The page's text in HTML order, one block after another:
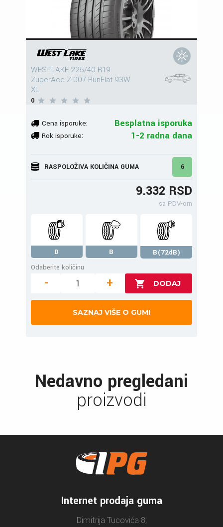
WESTLAKE 225/40 R19
ZuperAce Z-007 RunFlat 93W
XL
0
Cena isporuke: Besplatna isporuka
Rok isporuke: 1-2 radna dana
RASPOLOŽIVA KOLIČINA GUMA 6
9.332 RSD
sa PDV-om
D B
B(72dB)
Odaberite količinu
- +
SAZNAJ VIŠE O GUMI
Nedavno pregledani
proizvodi
Internet prodaja guma
Dimitrija Tucovića 8,